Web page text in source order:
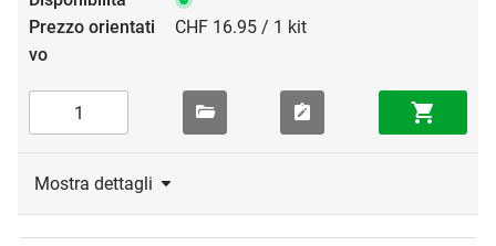
CHF 16.95 / 1 kit
Mostra dettagli